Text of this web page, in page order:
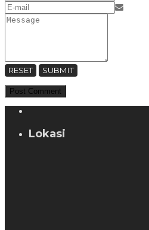
RESET SUBMIT
Lokasi